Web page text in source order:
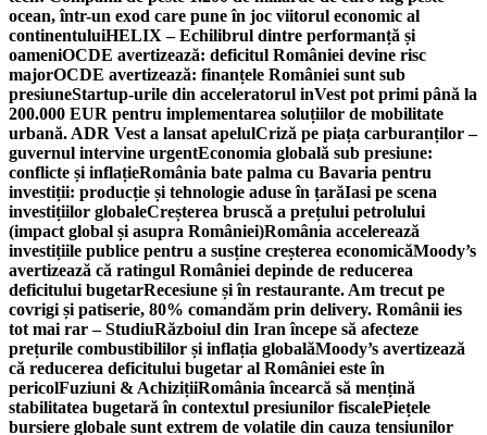
ocean, într-un exod care pune în joc viitorul economic al
continentuluiHELIX – Echilibrul dintre performanță și
oameniOCDE avertizează: deficitul României devine risc
majorOCDE avertizează: finanțele României sunt sub
presiuneStartup-urile din acceleratorul inVest pot primi până la
200.000 EUR pentru implementarea soluțiilor de mobilitate
urbană. ADR Vest a lansat apelulCriză pe piața carburanților –
guvernul intervine urgentEconomia globală sub presiune:
conflicte și inflațieRomânia bate palma cu Bavaria pentru
investiții: producție și tehnologie aduse în țarăIasi pe scena
investițiilor globaleCreșterea bruscă a prețului petrolului
(impact global și asupra României)România accelerează
investițiile publice pentru a susține creșterea economicăMoody’s
avertizează că ratingul României depinde de reducerea
deficitului bugetarRecesiune și în restaurante. Am trecut pe
covrigi și patiserie, 80% comandăm prin delivery. Românii ies
tot mai rar – StudiuRăzboiul din Iran începe să afecteze
prețurile combustibililor și inflația globalăMoody’s avertizează
că reducerea deficitului bugetar al României este în
pericolFuziuni & AchizițiiRomânia încearcă să mențină
stabilitatea bugetară în contextul presiunilor fiscalePiețele
bursiere globale sunt extrem de volatile din cauza tensiunilor